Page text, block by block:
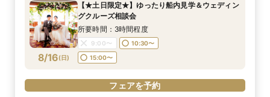
8/15(土)
9:00〜
10:30〜
15:00〜
フェアを予約
8/15(土)
9:00〜
10:30〜
15:00〜
フェアを予約
8/15(土)
10:30〜
フェアを予約
8/15(土)
10:30〜 13:00〜
フェアを予約
8/16(日)
【★土日限定★】ゆったり船内見学＆ウェディン
グクルーズ相談会
所要時間：3時間程度
9:00〜
10:30〜
15:00〜
フェアを予約